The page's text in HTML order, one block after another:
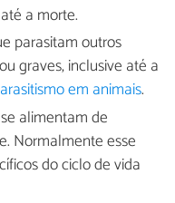
a morte.
parasitam outros
graves, inclusive até a
em animais.
alimentam de
Normalmente esse
do ciclo de vida